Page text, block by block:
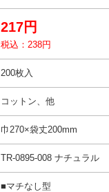
217円
税込：238円
200枚入
コットン、他
巾270×袋丈200mm
TR-0895-008 ナチュラル
■マチなし型